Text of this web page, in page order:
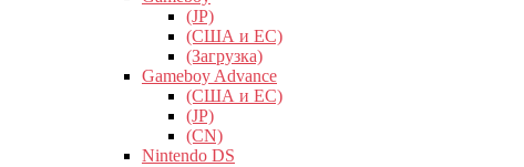
(JP)
(США и ЕС)
(Загрузка)
Gameboy Advance
(США и ЕС)
(JP)
(CN)
Nintendo DS